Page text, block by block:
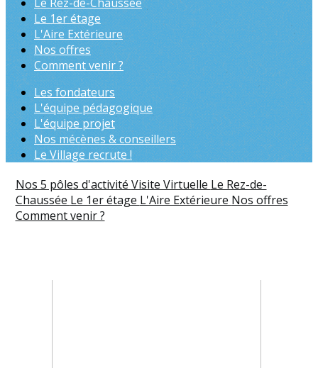
Le 1er étage
L'Aire Extérieure
Nos offres
Comment venir ?
Les fondateurs
L'équipe pédagogique
L'équipe projet
Nos mécènes & conseillers
Le Village recrute !
Nos 5 pôles d'activité Visite Virtuelle Le Rez-de-
Chaussée Le 1er étage L'Aire Extérieure Nos offres
Comment venir ?